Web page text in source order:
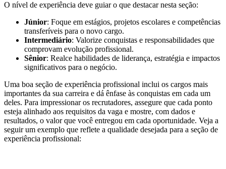
O nível de experiência deve guiar o que destacar nesta seção:
Júnior: Foque em estágios, projetos escolares e competências
transferíveis para o novo cargo.
Intermediário: Valorize conquistas e responsabilidades que
comprovam evolução profissional.
Sênior: Realce habilidades de liderança, estratégia e impactos
significativos para o negócio.
Uma boa seção de experiência profissional inclui os cargos mais
importantes da sua carreira e dá ênfase às conquistas em cada um
deles. Para impressionar os recrutadores, assegure que cada ponto
esteja alinhado aos requisitos da vaga e mostre, com dados e
resultados, o valor que você entregou em cada oportunidade. Veja a
seguir um exemplo que reflete a qualidade desejada para a seção de
experiência profissional: